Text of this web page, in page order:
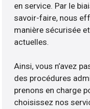
en service. Par le
savoir-faire, nous
manière sécurisée
actuelles.
Ainsi, vous n’avez
des procédures
prenons en charge
choisissez nos